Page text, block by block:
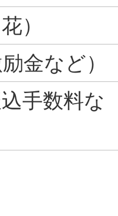
）
金など）
手数料な